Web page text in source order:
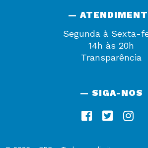
—
Segunda à Sexta-
14h às 20h
Transparência
— SIGA-NOS